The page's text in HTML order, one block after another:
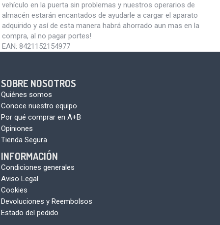
vehículo en la puerta sin problemas y nuestros operarios de
almacén estarán encantados de ayudarle a cargar el aparato
adquirido y así de esta manera habrá ahorrado aun mas en la
compra, al no pagar portes!
EAN: 8421152154977
SOBRE NOSOTROS
Quiénes somos
Conoce nuestro equipo
Por qué comprar en A+B
Opiniones
Tienda Segura
INFORMACIÓN
Condiciones generales
Aviso Legal
Cookies
Devoluciones y Reembolsos
Estado del pedido